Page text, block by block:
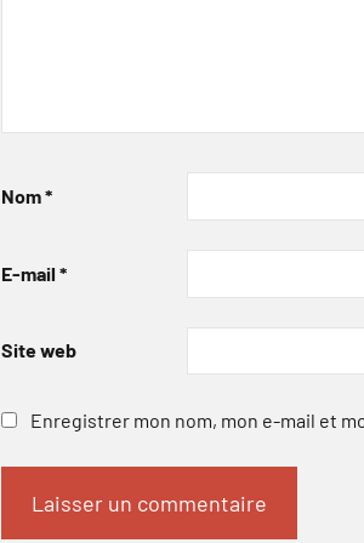
Nom*
E-mail *
Site web
Enregistrer mon nom, mon e-mail et